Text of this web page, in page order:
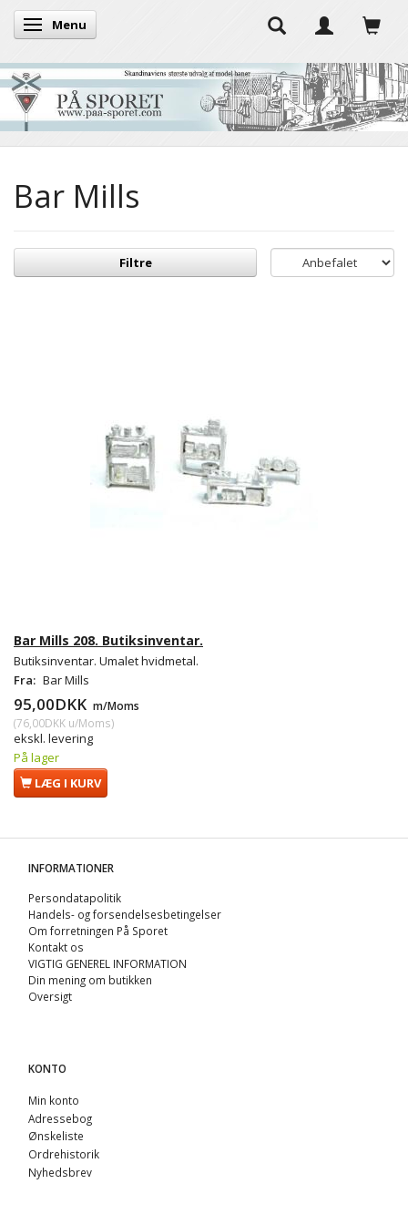
Skifte navigation
Menu
Bar Mills
Filtre
Bar Mills 208. Butiksinventar.
Butiksinventar. Umalet hvidmetal.
Fra: Bar Mills
95,00DKK m/Moms
(76,00DKK u/Moms)
ekskl. levering
På lager
LÆG I KURV
INFORMATIONER
Persondatapolitik
Handels- og forsendelsesbetingelser
Om forretningen På Sporet
Kontakt os
VIGTIG GENEREL INFORMATION
Din mening om butikken
Oversigt
KONTO
Min konto
Adressebog
Ønskeliste
Ordrehistorik
Nyhedsbrev